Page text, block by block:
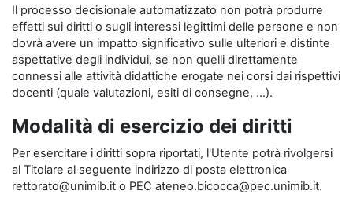
Il processo decisionale automatizzato non potrà produrre
effetti sui diritti o sugli interessi legittimi delle persone e non
dovrà avere un impatto significativo sulle ulteriori e distinte
aspettative degli individui, se non quelli direttamente
connessi alle attività didattiche erogate nei corsi dai rispettivi
docenti (quale valutazioni, esiti di consegne, …).
Modalità di esercizio dei diritti
Per esercitare i diritti sopra riportati, l'Utente potrà rivolgersi
al Titolare al seguente indirizzo di posta elettronica
rettorato@unimib.it o PEC ateneo.bicocca@pec.unimib.it.